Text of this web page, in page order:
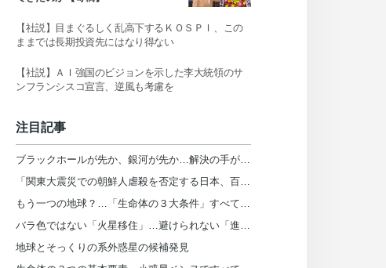
【社説】目まぐるしく乱高下するＫＯＳＰＩ、この
ままでは長期投資先にはなり得ない
【社説】ＡＩ強国のビジョンを示した李大統領のサ
ンフランシスコ宣言、逆風も考慮を
注目記事
ブラックホールが先か、銀河が先か…解決の手がかりを発見
「関東大震災での朝鮮人虐殺を否定する日本、百年前と何が違うのか」【インタビュー】
もう一つの地球？…「生命体の３大条件」すべて備えた系外惑星を発見
バラ色ではない「火星移住」…避けられない「進化」の影【レビュー】
地球とそっくりの系外惑星の候補発見